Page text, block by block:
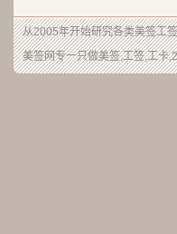
从2005年开始研究各类美签工
美签网专一只做美签,工签,工卡